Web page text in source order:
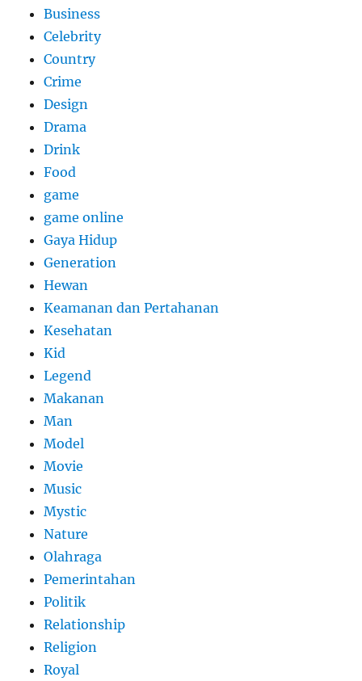
Business
Celebrity
Country
Crime
Design
Drama
Drink
Food
game
game online
Gaya Hidup
Generation
Hewan
Keamanan dan Pertahanan
Kesehatan
Kid
Legend
Makanan
Man
Model
Movie
Music
Mystic
Nature
Olahraga
Pemerintahan
Politik
Relationship
Religion
Royal